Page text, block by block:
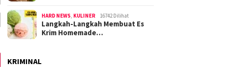
HARD NEWS KULINER 16742 Dilihat
Langkah-Langkah Membuat Es
Krim Homemade…
KRIMINAL